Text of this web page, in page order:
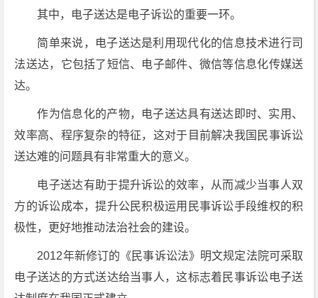
其中，电子送达是电子诉讼的重要一环。
简单来说，电子送达是利用现代化的信息技术进行司
法送达，它包括了短信、电子邮件、微信等信息化传媒送
达。
作为信息化的产物，电子送达具有送达即时、实用、
效率高、程序复杂的特征，这对于目前解决我国民事诉讼
送达难的问题具有非常重大的意义。
电子送达有助于提升诉讼的效率，从而减少当事人双
方的诉讼成本，提升公民积极运用民事诉讼手段维权的积
极性，更好地推动法治社会的建设。
2012年新修订的《民事诉讼法》明文规定法院可采取
电子送达的方式送达给当事人，这标志着民事诉讼电子送